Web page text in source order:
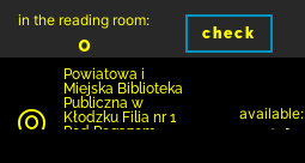
in the reading room:
0 check
Powiatowa i
Miejska Biblioteka
Publiczna w
Kłodzku Filia nr 1
Pod Pegazem
available:
0 with 1